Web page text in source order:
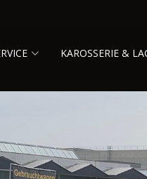
KAROSSERIE &